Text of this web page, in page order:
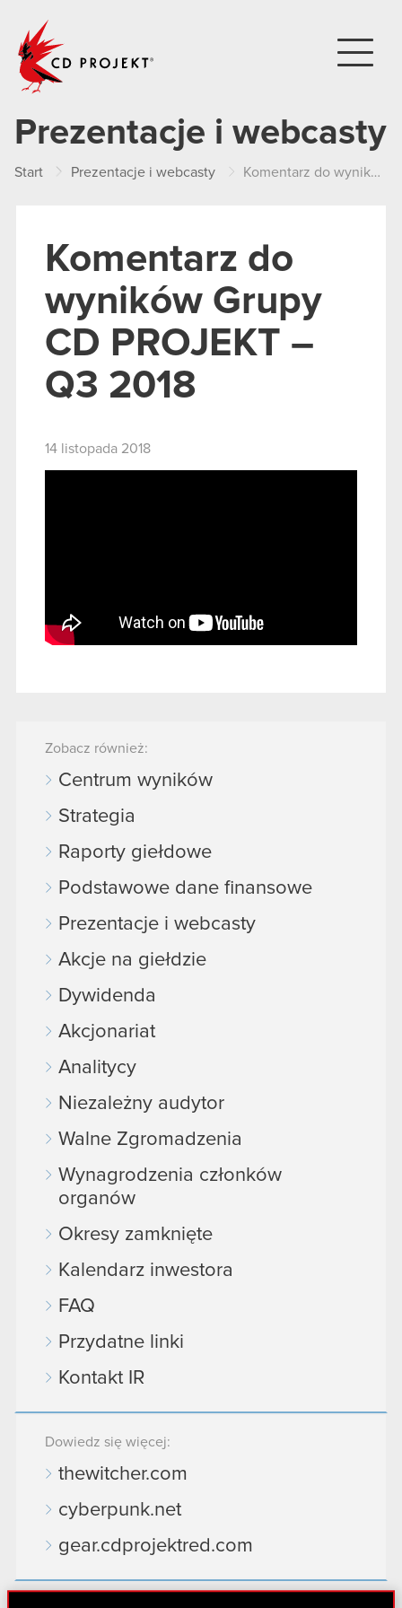
Prezentacje i webcasty
Start Prezentacje i webcasty Komentarz do wyników Grupy CD PROJEKT – Q3 2018
Komentarz do
wyników Grupy
CD PROJEKT –
Q3 2018
14 listopada 2018
Zobacz również:
Centrum wyników
Strategia
Raporty giełdowe
Podstawowe dane finansowe
Prezentacje i webcasty
Akcje na giełdzie
Dywidenda
Akcjonariat
Analitycy
Niezależny audytor
Walne Zgromadzenia
Wynagrodzenia członków
organów
Okresy zamknięte
Kalendarz inwestora
FAQ
Przydatne linki
Kontakt IR
Dowiedz się więcej:
thewitcher.com
cyberpunk.net
gear.cdprojektred.com